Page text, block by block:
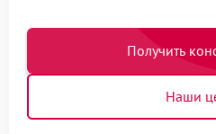
Получить
Наши